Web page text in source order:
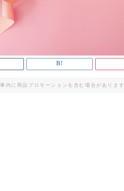
内に商品プロモーションを含む場合があります